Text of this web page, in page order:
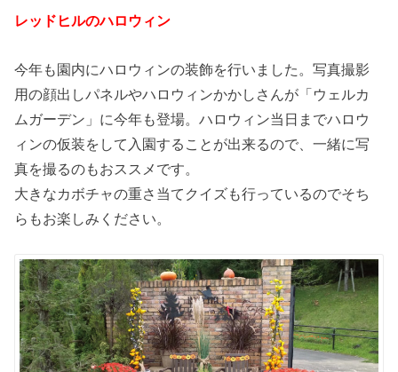
レッドヒルのハロウィン
今年も園内にハロウィンの装飾を行いました。写真撮影
用の顔出しパネルやハロウィンかかしさんが「ウェルカ
ムガーデン」に今年も登場。ハロウィン当日までハロウ
ィンの仮装をして入園することが出来るので、一緒に写
真を撮るのもおススメです。
大きなカボチャの重さ当てクイズも行っているのでそち
らもお楽しみください。